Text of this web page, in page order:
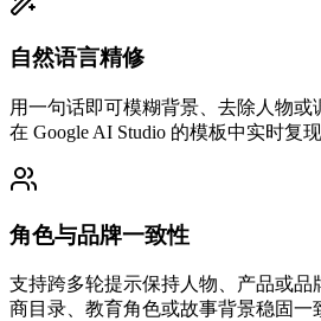
自然语言精修
用一句话即可模糊背景、去除人物
在 Google AI Studio 的模板中实时复现
角色与品牌一致性
支持跨多轮提示保持人物、产品或品
商目录、教育角色或故事背景稳固一